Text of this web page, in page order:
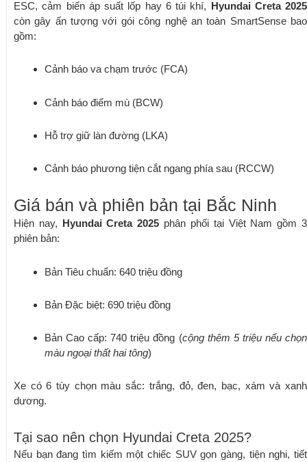
ESC, cảm biến áp suất lốp hay 6 túi khí, Hyundai Creta 2025
còn gây ấn tượng với gói công nghệ an toàn SmartSense bao
gồm:
Cảnh báo va chạm trước (FCA)
Cảnh báo điểm mù (BCW)
Hỗ trợ giữ làn đường (LKA)
Cảnh báo phương tiện cắt ngang phía sau (RCCW)
Giá bán và phiên bản tại Bắc Ninh
Hiện nay, Hyundai Creta 2025 phân phối tại Việt Nam gồm 3
phiên bản:
Bản Tiêu chuẩn: 640 triệu đồng
Bản Đặc biệt: 690 triệu đồng
Bản Cao cấp: 740 triệu đồng (cộng thêm 5 triệu nếu chọn
màu ngoại thất hai tông)
Xe có 6 tùy chọn màu sắc: trắng, đỏ, đen, bạc, xám và xanh
dương.
Tại sao nên chọn Hyundai Creta 2025?
Nếu bạn đang tìm kiếm một chiếc SUV gọn gàng, tiện nghi, tiết